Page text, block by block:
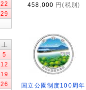
458,000 円(税別)
国立公園制度100周年
22
29
土
5
12
19
26